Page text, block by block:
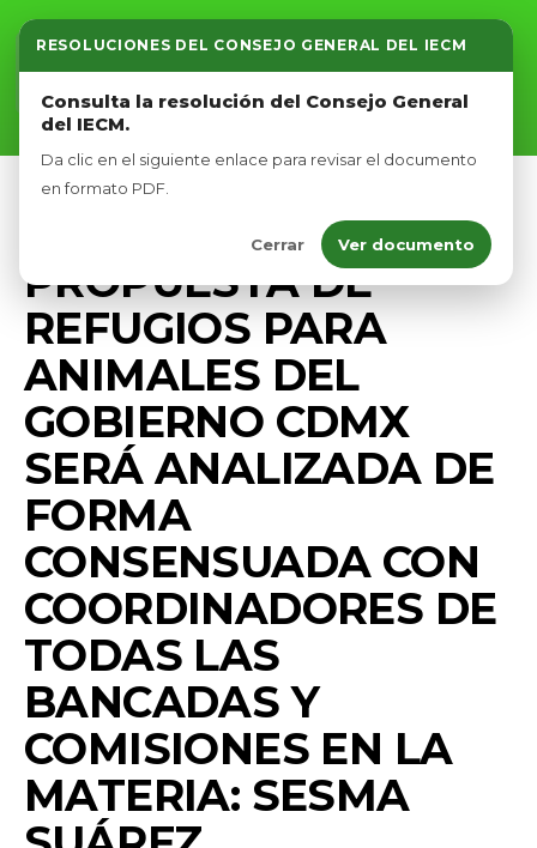
RESOLUCIONES DEL CONSEJO GENERAL DEL IECM
Consulta la resolución del Consejo General
del IECM.
Da clic en el siguiente enlace para revisar el documento
en formato PDF.
Cerrar Ver documento
Inicio
Nosotros
Afíliate
PROPUESTA DE
REFUGIOS PARA
ANIMALES DEL
GOBIERNO CDMX
SERÁ ANALIZADA DE
FORMA
CONSENSUADA CON
COORDINADORES DE
TODAS LAS
BANCADAS Y
COMISIONES EN LA
MATERIA: SESMA